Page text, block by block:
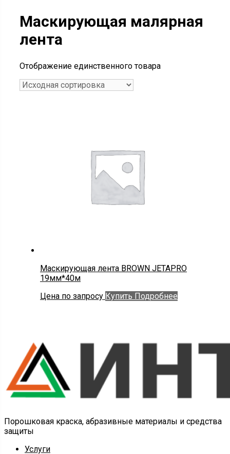
Маскирующая малярная
лента
Отображение единственного товара
Маскирующая лента BROWN JETAPRO
19мм*40м
Цена по запросу Купить Подробнее
Порошковая краска, абразивные материалы и средства
защиты
Услуги